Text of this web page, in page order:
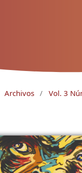
Archivos / Vol. 3